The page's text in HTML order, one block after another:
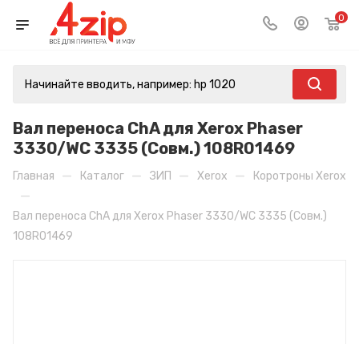
0
Вал переноса ChA для Xerox Phaser
3330/WC 3335 (Совм.) 108R01469
Главная — Каталог — ЗИП — Xerox — Коротроны Xerox
—
Вал переноса ChA для Xerox Phaser 3330/WC 3335 (Совм.)
108R01469